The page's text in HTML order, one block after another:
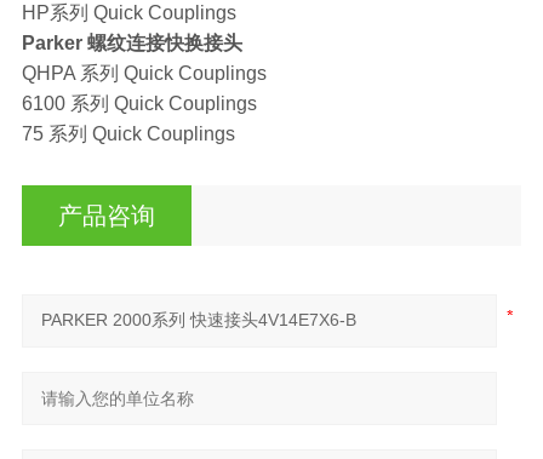
HP系列 Quick Couplings
Parker 螺纹连接快换接头
QHPA 系列 Quick Couplings
6100 系列 Quick Couplings
75 系列 Quick Couplings
产品咨询